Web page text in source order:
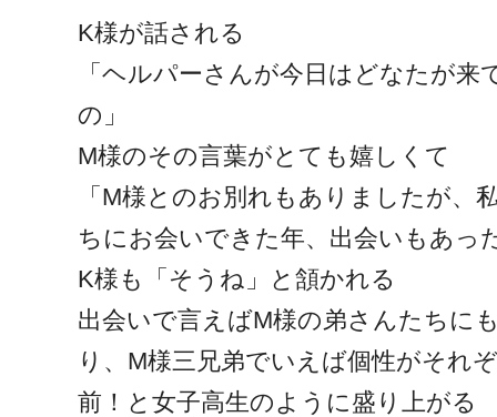
K様が話される
「ヘルパーさんが今日はどなたが
の」
M様のその言葉がとても嬉しくて
「M様とのお別れもありましたが、
ちにお会いできた年、出会いもあっ
K様も「そうね」と頷かれる
出会いで言えばM様の弟さんたちに
り、M様三兄弟でいえば個性がそれ
前！と女子高生のように盛り上がる